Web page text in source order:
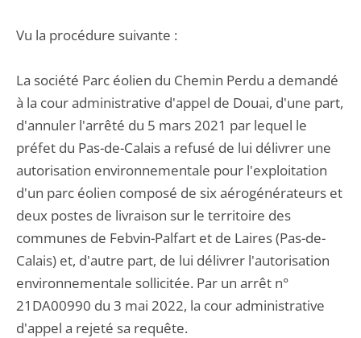
Vu la procédure suivante :
La société Parc éolien du Chemin Perdu a demandé
à la cour administrative d'appel de Douai, d'une part,
d'annuler l'arrêté du 5 mars 2021 par lequel le
préfet du Pas-de-Calais a refusé de lui délivrer une
autorisation environnementale pour l'exploitation
d'un parc éolien composé de six aérogénérateurs et
deux postes de livraison sur le territoire des
communes de Febvin-Palfart et de Laires (Pas-de-
Calais) et, d'autre part, de lui délivrer l'autorisation
environnementale sollicitée. Par un arrêt n°
21DA00990 du 3 mai 2022, la cour administrative
d'appel a rejeté sa requête.